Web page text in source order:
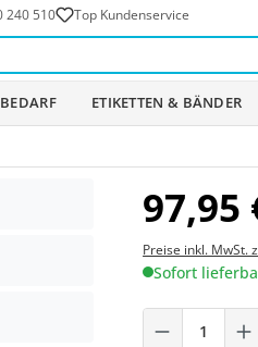
240 510 Top Kundenservice
ETIKETTEN & BÄNDER
97,95
Preise inkl. MwSt.
Sofort
Produkt